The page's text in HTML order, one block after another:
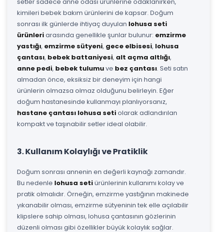
kimileri bebek bakım ürünlerini de kapsar. Doğum
sonrası ilk günlerde ihtiyaç duyulan lohusa seti
ürünleriarasında genellikle şunlar bulunur: emzirme
yastığı, emzirme sütyeni, gece elbisesi, lohusa
çantası, bebek battaniyesi, alt açma altlığı,
anne pedi, bebek tulumuve bez çantası. Seti satın
almadan önce, eksiksiz bir deneyim için hangi
ürünlerin olmazsa olmaz olduğunu belirleyin. Eğer
doğum hastanesinde kullanmayı planlıyorsanız,
hastane çantası lohusa setiolarak adlandırılan
kompakt ve taşınabilir setler ideal olabilir.
3. Kullanım Kolaylığı ve Pratiklik
Doğum sonrası annenin en değerli kaynağı zamandır.
Bu nedenle lohusa setiürünlerinin kullanımı kolay ve
pratik olmalıdır. Örneğin, emzirme yastığının makinede
yıkanabilir olması, emzirme sütyeninin tek elle açılabilir
klipslere sahip olması, lohusa çantasının gözlerinin
düzenli olması gibi özellikler büyük kolaylık sağlar.